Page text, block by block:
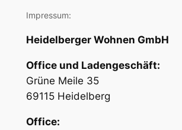
Impressum:
Heidelberger Wohnen GmbH
Office und Ladengeschäft:
Grüne Meile 35
69115 Heidelberg
Office: